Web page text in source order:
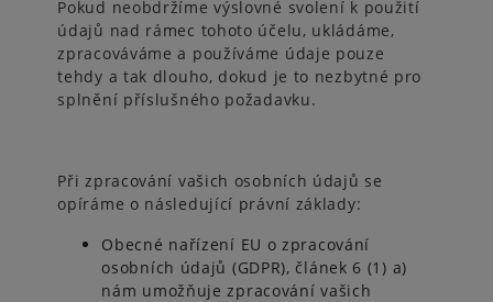
Pokud neobdržíme výslovné svolení k použití
údajů nad rámec tohoto účelu, ukládáme,
zpracováváme a používáme údaje pouze
tehdy a tak dlouho, dokud je to nezbytné pro
splnění příslušného požadavku.
Při zpracování vašich osobních údajů se
opíráme o následující právní základy:
Obecné nařízení EU o zpracování
osobních údajů (GDPR), článek 6 (1) a)
nám umožňuje zpracování vašich